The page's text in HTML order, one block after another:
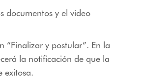
documentos y el video
“Finalizar y postular”. En la
la notificación de que la
exitosa.